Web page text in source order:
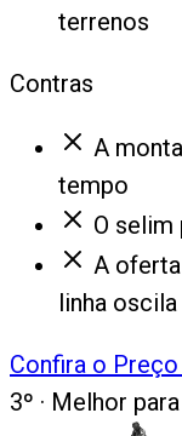
terrenos
Contras
A
tempo
O
A
linha oscila
Confira o Preço
3º · Melhor